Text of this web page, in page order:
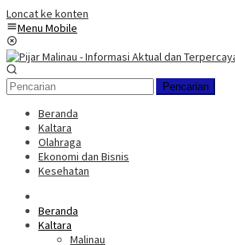
Loncat ke konten
Menu Mobile
Pencarian
Beranda
Kaltara
Olahraga
Ekonomi dan Bisnis
Kesehatan
Beranda
Kaltara
Malinau